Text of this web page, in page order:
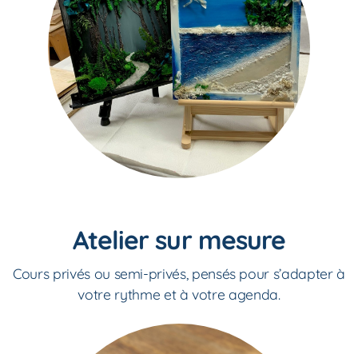
Atelier sur mesure
Cours privés ou semi-privés, pensés pour s’adapter à
votre rythme et à votre agenda.